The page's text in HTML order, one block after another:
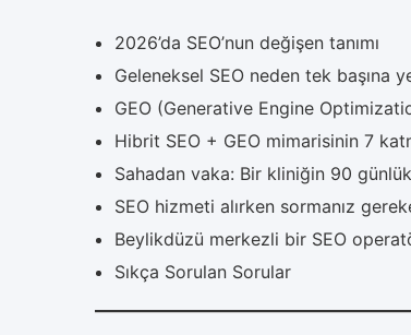
2026’da SEO’nun değişen tanımı
Geleneksel SEO neden tek başına
GEO (Generative Engine
Hibrit SEO + GEO mimarisinin 7
Sahadan vaka: Bir kliniğin 90
SEO hizmeti alırken sormanız
Beylikdüzü merkezli bir SEO
Sıkça Sorulan Sorular